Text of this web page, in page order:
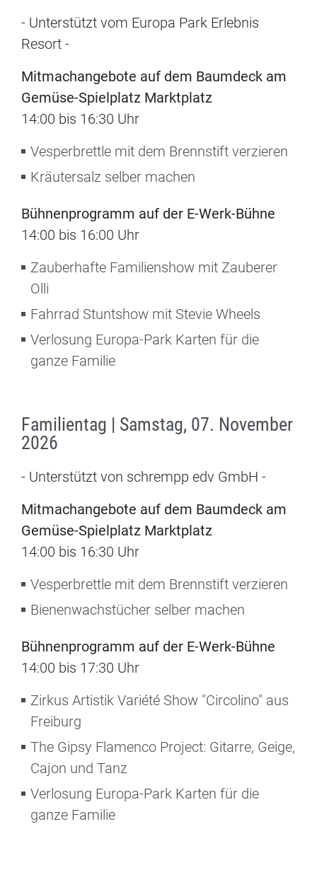
- Unterstützt vom Europa Park Erlebnis
Resort -
Mitmachangebote auf dem Baumdeck am
Gemüse-Spielplatz Marktplatz
14:00 bis 16:30 Uhr
Vesperbrettle mit dem Brennstift verzieren
Kräutersalz selber machen
Bühnenprogramm auf der E-Werk-Bühne
14:00 bis 16:00 Uhr
Zauberhafte Familienshow mit Zauberer
Olli
Fahrrad Stuntshow mit Stevie Wheels
Verlosung Europa-Park Karten für die
ganze Familie
Familientag | Samstag, 07. November
2026
- Unterstützt von schrempp edv GmbH -
Mitmachangebote auf dem Baumdeck am
Gemüse-Spielplatz Marktplatz
14:00 bis 16:30 Uhr
Vesperbrettle mit dem Brennstift verzieren
Bienenwachstücher selber machen
Bühnenprogramm auf der E-Werk-Bühne
14:00 bis 17:30 Uhr
Zirkus Artistik Variété Show "Circolino" aus
Freiburg
The Gipsy Flamenco Project: Gitarre, Geige,
Cajon und Tanz
Verlosung Europa-Park Karten für die
ganze Familie